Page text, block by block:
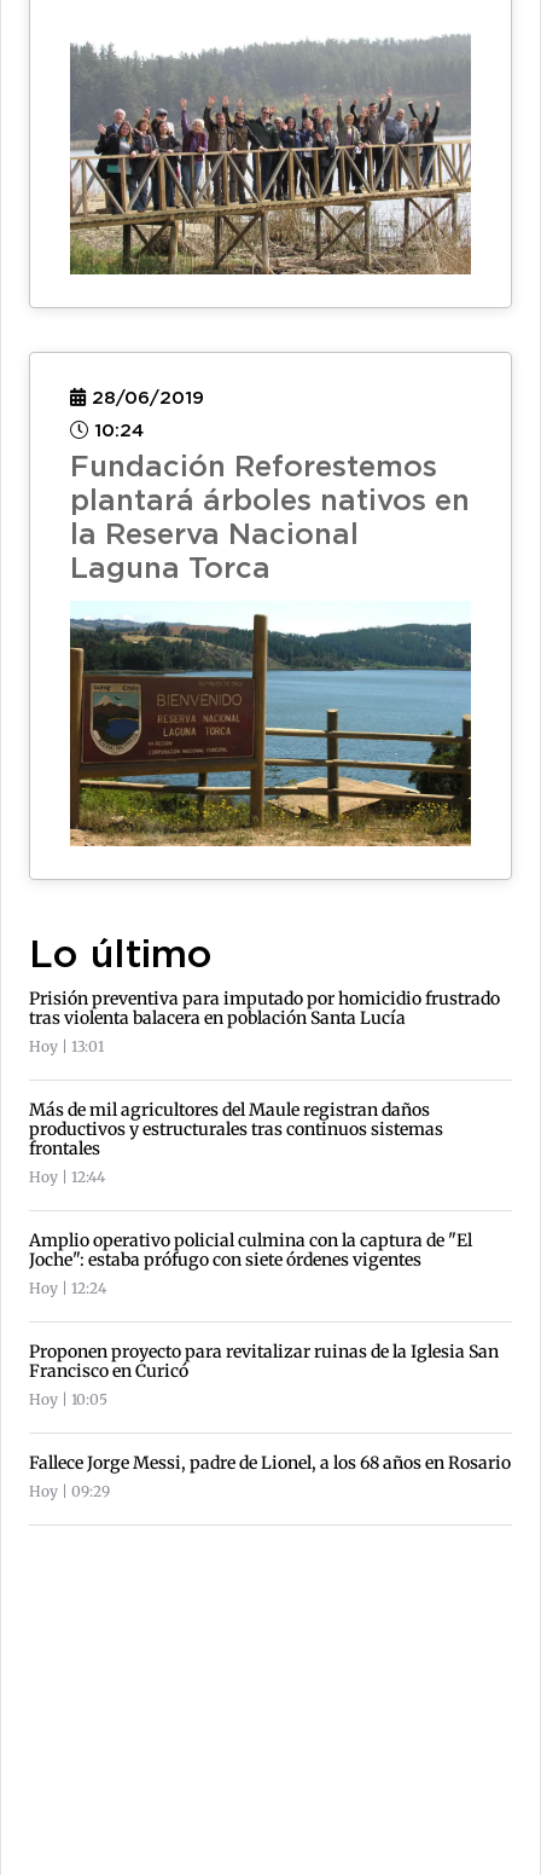
28/06/2019
10:24
Fundación Reforestemos
plantará árboles nativos en
la Reserva Nacional
Laguna Torca
Lo último
Prisión preventiva para imputado por homicidio frustrado
tras violenta balacera en población Santa Lucía
Hoy | 13:01
Más de mil agricultores del Maule registran daños
productivos y estructurales tras continuos sistemas
frontales
Hoy | 12:44
Amplio operativo policial culmina con la captura de "El
Joche": estaba prófugo con siete órdenes vigentes
Hoy | 12:24
Proponen proyecto para revitalizar ruinas de la Iglesia San
Francisco en Curicó
Hoy | 10:05
Fallece Jorge Messi, padre de Lionel, a los 68 años en Rosario
Hoy | 09:29